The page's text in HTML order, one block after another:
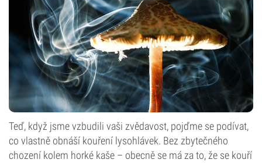
Teď, když jsme vzbudili vaši zvědavost, pojďme se podívat,
co vlastně obnáší kouření lysohlávek. Bez zbytečného
chození kolem horké kaše – obecně se má za to, že se kouří